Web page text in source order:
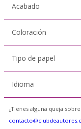
Acabado
Coloración
Tipo de papel
Idioma
¿Tienes alguna queja